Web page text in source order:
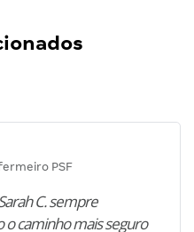
PSF
C. sempre
caminho mais seguro